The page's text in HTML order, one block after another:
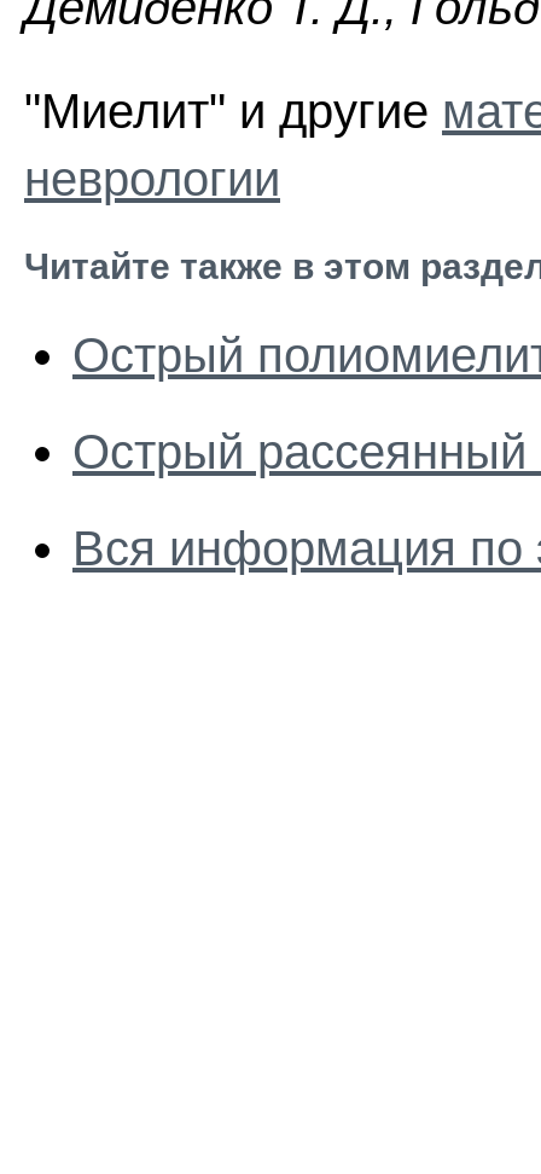
"Миелит" и другие
неврологии
Читайте также в этом
Острый
Острый
Вся информация по